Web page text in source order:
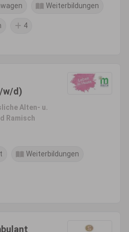
Weiterbildungen
4
w/d)
Alten- u.
Ramisch
Weiterbildungen